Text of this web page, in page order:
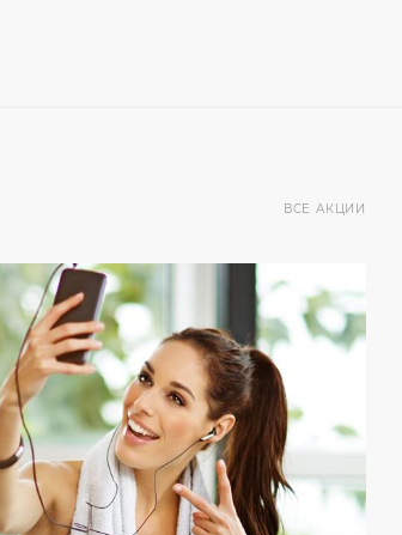
ВСЕ АКЦИИ